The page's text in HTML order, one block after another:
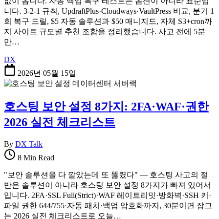
니다. 3-2-1 규칙, UpdraftPlus·Cloudways·VaultPress 비교, 분기 1
회 복구 드릴, $5 자동 솔루션과 $50 매니지드, 자체 S3+cron까
지 사이트 규모별 추천 조합을 정리했습니다. 사고 전에 5분
만…
DX
2026년 05월 15일
호스팅 보안 설정 8가지: 2FA·WAF·권한
2026 실전 체크리스트
By DX Talk
8 Min Read
"보안 솔루션을 다 깔았는데 또 뚫렸다" — 호스팅 사고의 절
반은 솔루션이 아니라 호스팅 보안 설정 8가지가 빠져 있어서
입니다. 2FA·SSL Full(Strict)·WAF 레이트리밋·방화벽·SSH 키·
파일 권한 644/755·자동 패치·백업 암호화까지, 30분이면 잠그
는 2026 실전 체크리스트로 오늘…